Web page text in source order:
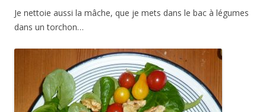
Je nettoie aussi la mâche, que je mets dans le bac à légumes
dans un torchon…